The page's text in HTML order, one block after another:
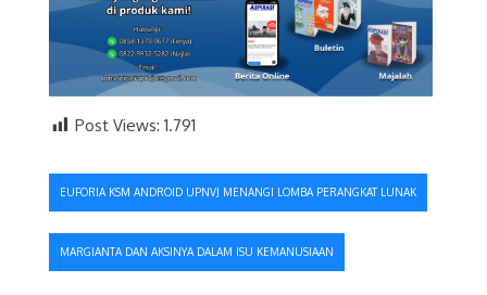
Post Views: 1.791
Navigasi
pos
EUFORIA KSM ANDROID UPNVJ MENANGI LOMBA PERANGKAT LUNAK
MARGIANTA DAN AKSINYA DALAM ISU KEMANUSIAAN